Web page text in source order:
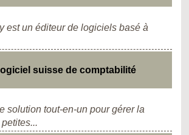
est un éditeur de logiciels basé à
suisse de comptabilité
solution tout-en-un pour gérer la